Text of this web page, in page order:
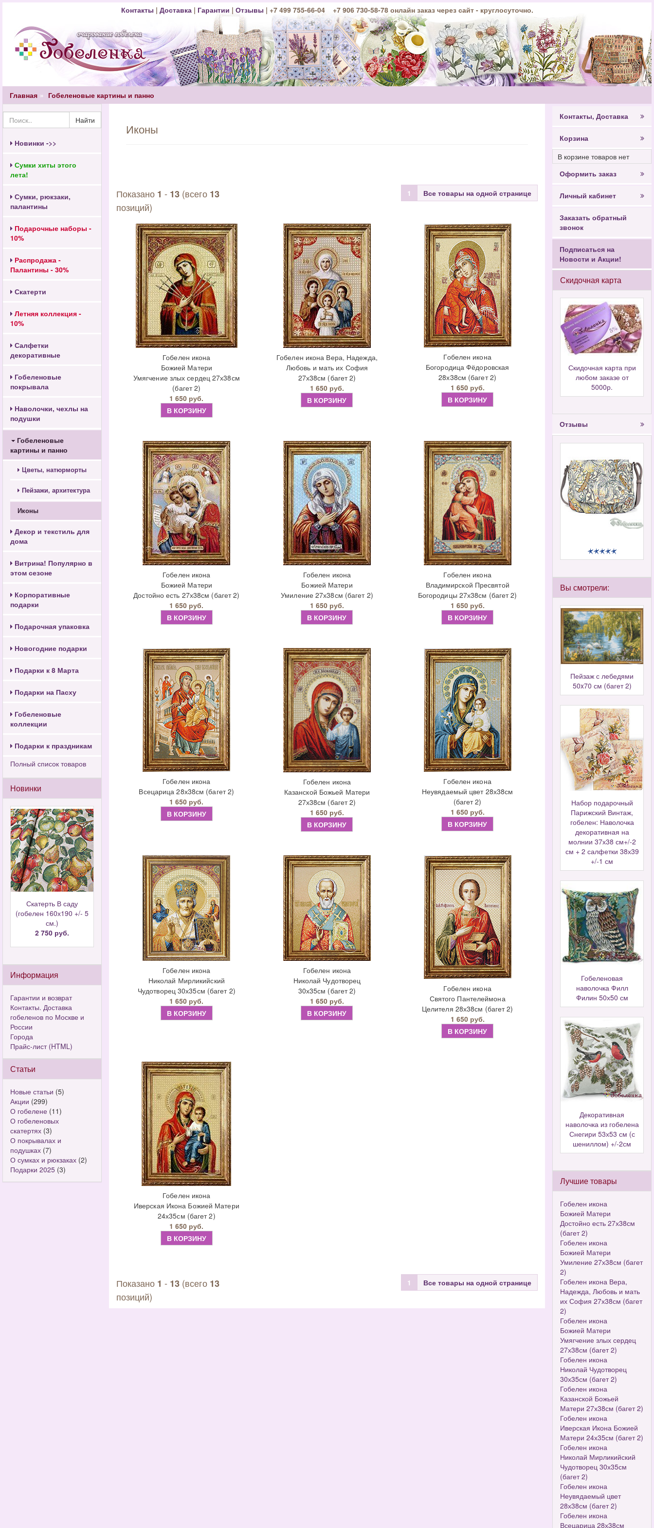
Контакты | Доставка| Гарантии | Отзывы | +7 499 755-66-04 +7 906 730-58-78 онлайн заказ через сайт - круглосуточно.
Главная Гобеленовые картины и панно
Найти
Новинки ->>
Сумки хиты этого
лета!
Сумки, рюкзаки,
палантины
Подарочные наборы -
10%
Распродажа -
Палантины - 30%
Скатерти
Летняя коллекция -
10%
Салфетки
декоративные
Гобеленовые
покрывала
Наволочки, чехлы на
подушки
Гобеленовые
картины и панно
Цветы, натюрморты
Пейзажи, архитектура
Иконы
Декор и текстиль для
дома
Витрина! Популярно в
этом сезоне
Корпоративные
подарки
Подарочная упаковка
Новогодние подарки
Подарки к 8 Марта
Подарки на Пасху
Гобеленовые
коллекции
Подарки к праздникам
Полный список товаров
Новинки
Скатерть В саду
(гобелен 160х190 +/- 5
см.)
2 750 руб.
Информация
Гарантии и возврат
Контакты. Доставка
гобеленов по Москве и
России
Города
Прайс-лист (HTML)
Статьи
Новые статьи (5)
Акции (299)
О гобелене (11)
О гобеленовых
скатертях (3)
О покрывалах и
подушках (7)
О сумках и рюкзаках (2)
Подарки 2025 (3)
Иконы
Показано 1 - 13 (всего 13
позиций)
1 Все товары на одной странице
Гобелен икона
Божией Матери
Умягчение злых сердец 27х38см
(багет 2)
1 650 руб.
В КОРЗИНУ
Гобелен икона Вера, Надежда,
Любовь и мать их София
27х38см (багет 2)
1 650 руб.
В КОРЗИНУ
Гобелен икона
Богородица Фёдоровская
28х38см (багет 2)
1 650 руб.
В КОРЗИНУ
Гобелен икона
Божией Матери
Достойно есть 27х38см (багет 2)
1 650 руб.
В КОРЗИНУ
Гобелен икона
Божией Матери
Умиление 27х38см (багет 2)
1 650 руб.
В КОРЗИНУ
Гобелен икона
Владимирской Пресвятой
Богородицы 27х38см (багет 2)
1 650 руб.
В КОРЗИНУ
Гобелен икона
Всецарица 28х38см (багет 2)
1 650 руб.
В КОРЗИНУ
Гобелен икона
Казанской Божьей Матери
27х38см (багет 2)
1 650 руб.
В КОРЗИНУ
Гобелен икона
Неувядаемый цвет 28х38см
(багет 2)
1 650 руб.
В КОРЗИНУ
Гобелен икона
Николай Мирликийский
Чудотворец 30х35см (багет 2)
1 650 руб.
В КОРЗИНУ
Гобелен икона
Николай Чудотворец
30х35см (багет 2)
1 650 руб.
В КОРЗИНУ
Гобелен икона
Святого Пантелеймона
Целителя 28х38см (багет 2)
1 650 руб.
В КОРЗИНУ
Гобелен икона
Иверская Икона Божией Матери
24х35см (багет 2)
1 650 руб.
В КОРЗИНУ
Показано 1 - 13 (всего 13
позиций)
1 Все товары на одной странице
Контакты, Доставка
Корзина
В корзине товаров нет
Оформить заказ
Личный кабинет
Заказать обратный
звонок
Подписаться на
Новости и Акции!
Скидочная карта
Скидочная карта при
любом заказе от
5000р.
Отзывы
Вы смотрели:
Пейзаж с лебедями
50x70 см (багет 2)
Набор подарочный
Парижский Винтаж,
гобелен: Наволочка
декоративная на
молнии 37х38 см+/-2
см + 2 салфетки 38х39
+/-1 см
Гобеленовая
наволочка Филл
Филин 50х50 см
Декоративная
наволочка из гобелена
Снегири 53х53 см (с
шениллом) +/-2см
Лучшие товары
Гобелен икона
Божией Матери
Достойно есть 27х38см
(багет 2)
Гобелен икона
Божией Матери
Умиление 27х38см (багет
2)
Гобелен икона Вера,
Надежда, Любовь и мать
их София 27х38см (багет
2)
Гобелен икона
Божией Матери
Умягчение злых сердец
27х38см (багет 2)
Гобелен икона
Николай Чудотворец
30х35см (багет 2)
Гобелен икона
Казанской Божьей
Матери 27х38см (багет 2)
Гобелен икона
Иверская Икона Божией
Матери 24х35см (багет 2)
Гобелен икона
Николай Мирликийский
Чудотворец 30х35см
(багет 2)
Гобелен икона
Неувядаемый цвет
28х38см (багет 2)
Гобелен икона
Всецарица 28х38см